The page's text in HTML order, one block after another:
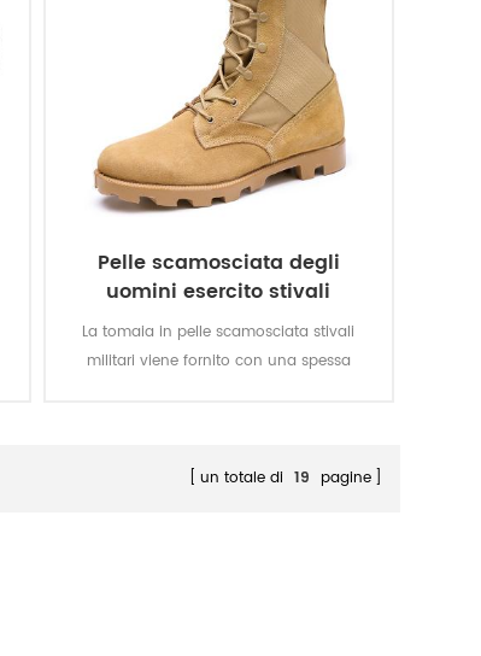
Pelle scamosciata degli
uomini esercito stivali
La tomaia in pelle scamosciata stivali
militari viene fornito con una spessa
qualità in vera pelle raggiungimento di
un totale di 19 pagine